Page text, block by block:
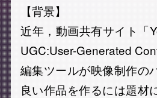
【背景】
近年，動画共有サイト「
UGC:User-Generated
編集ツールが映像制作の
良い作品を作るには題材